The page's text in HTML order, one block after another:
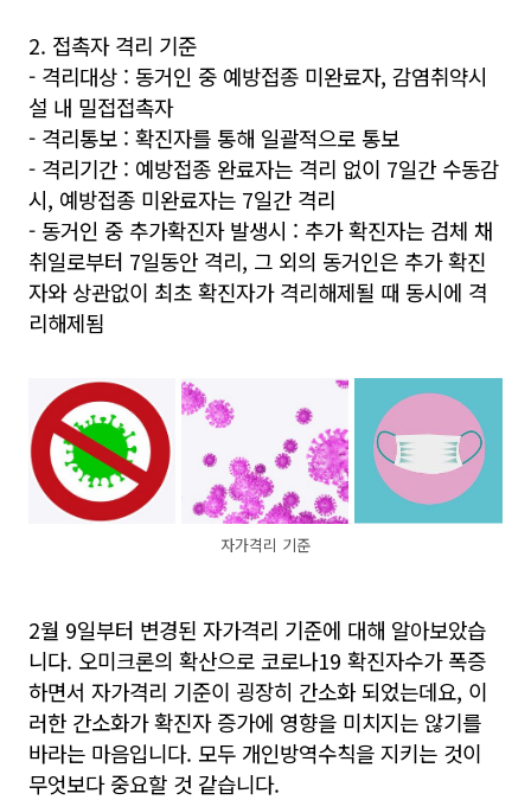
2. 접촉자 격리 기준
- 격리대상 : 동거인 중 예방접종 미완료자, 감염취약시
설 내 밀접접촉자
- 격리통보 : 확진자를 통해 일괄적으로 통보
- 격리기간 : 예방접종 완료자는 격리 없이 7일간 수동감
시, 예방접종 미완료자는 7일간 격리
- 동거인 중 추가확진자 발생시 : 추가 확진자는 검체 채
취일로부터 7일동안 격리, 그 외의 동거인은 추가 확진
자와 상관없이 최초 확진자가 격리해제될 때 동시에 격
리해제됨
자가격리 기준
2월 9일부터 변경된 자가격리 기준에 대해 알아보았습
니다. 오미크론의 확산으로 코로나19 확진자수가 폭증
하면서 자가격리 기준이 굉장히 간소화 되었는데요, 이
러한 간소화가 확진자 증가에 영향을 미치지는 않기를
바라는 마음입니다. 모두 개인방역수칙을 지키는 것이
무엇보다 중요할 것 같습니다.